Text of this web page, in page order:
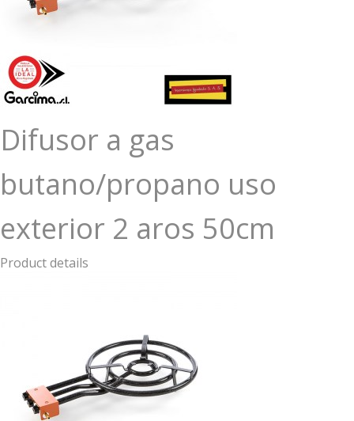
Difusor a gas
butano/propano uso
exterior 2 aros 50cm
Product details